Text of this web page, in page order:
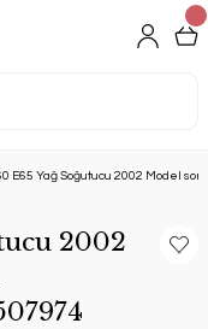
E65 Yağ Soğutucu 2002 Model
2002